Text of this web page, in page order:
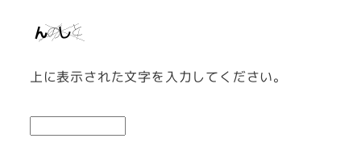
上に表示された文字を入力してください。